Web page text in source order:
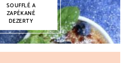
SOUFFLÉ A
ZAPÉKANÉ
DEZERTY